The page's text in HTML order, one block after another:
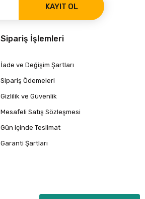
KAYIT OL
Sipariş İşlemleri
İade ve Değişim Şartları
Sipariş Ödemeleri
Gizlilik ve Güvenlik
Mesafeli Satış Sözleşmesi
Gün içinde Teslimat
Garanti Şartları